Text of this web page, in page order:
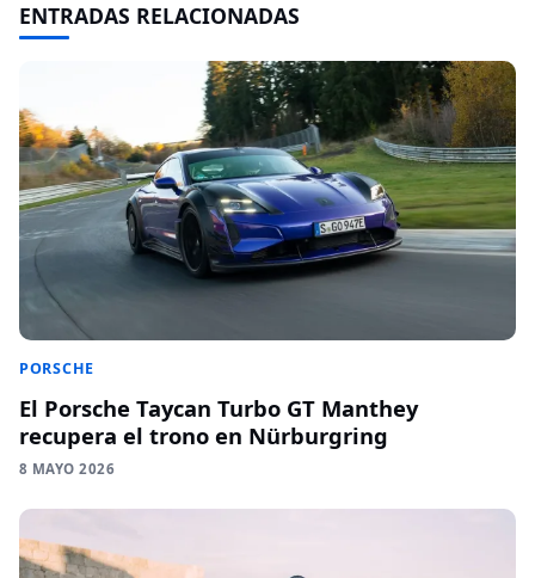
ENTRADAS RELACIONADAS
PORSCHE
El Porsche Taycan Turbo GT Manthey
recupera el trono en Nürburgring
8 MAYO 2026